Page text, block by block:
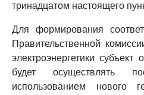
тринадцатом настоящего
Для формирования
Правительственной
электроэнергетики субъект
будет осуществлять
использованием нового